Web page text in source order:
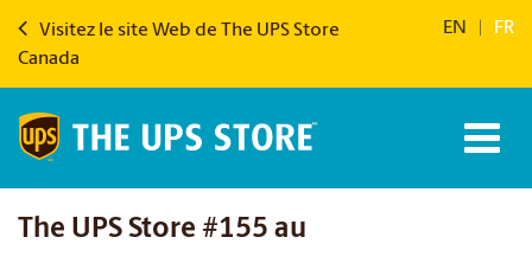
Visitez le site Web de The UPS Store
Canada
EN FR
The UPS Store #155 au